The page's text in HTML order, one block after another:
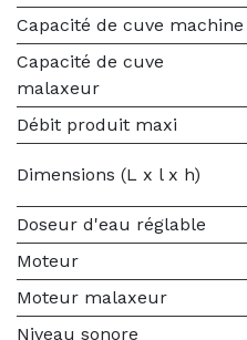
Capacité de cuve machine
Capacité de cuve
malaxeur
Débit produit maxi
Dimensions (L x l x h)
Doseur d'eau réglable
Moteur
Moteur malaxeur
Niveau sonore